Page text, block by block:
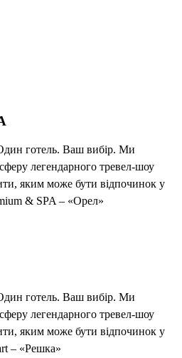
готель. Ваш вибір. Ми
легендарного тревел-шоу
яким може бути відпочинок у
& SPA – «Орел»
готель. Ваш вибір. Ми
легендарного тревел-шоу
яким може бути відпочинок у
– «Решка»